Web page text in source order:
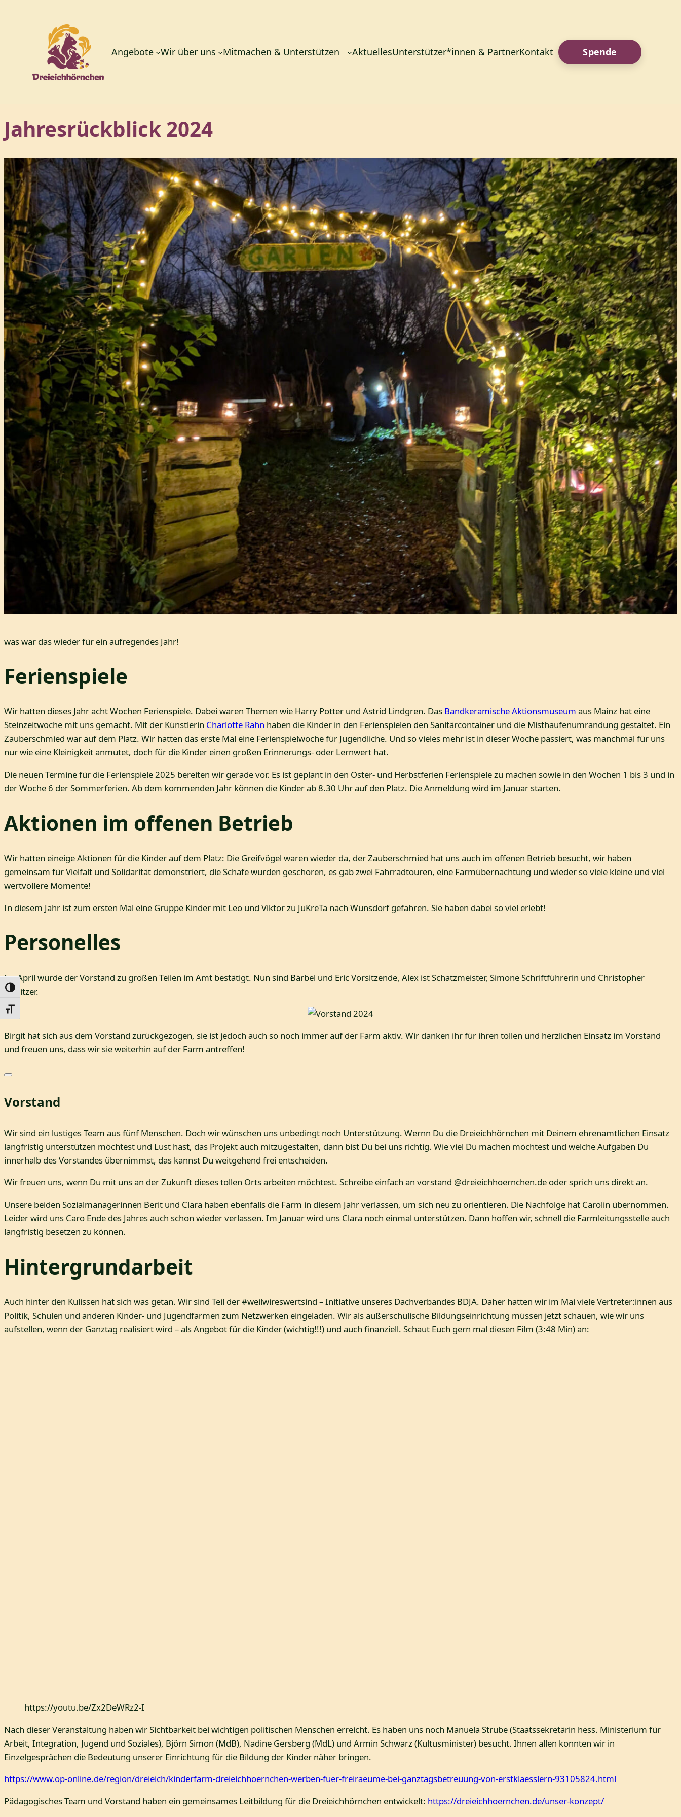
Umschalten auf hohe Kontraste
Schrift vergrößern
Inhalt
springen
Angebote Wir über uns Mitmachen & Unterstützen AktuellesUnterstützer*innen & PartnerKontakt Spende
Jahresrückblick 2024
was war das wieder für ein aufregendes Jahr!
Ferienspiele
Wir hatten dieses Jahr acht Wochen Ferienspiele. Dabei waren Themen wie Harry Potter und Astrid Lindgren. Das Bandkeramische Aktionsmuseum aus Mainz hat eine
Steinzeitwoche mit uns gemacht. Mit der Künstlerin Charlotte Rahn haben die Kinder in den Ferienspielen den Sanitärcontainer und die Misthaufenumrandung gestaltet. Ein
Zauberschmied war auf dem Platz. Wir hatten das erste Mal eine Ferienspielwoche für Jugendliche. Und so vieles mehr ist in dieser Woche passiert, was manchmal für uns
nur wie eine Kleinigkeit anmutet, doch für die Kinder einen großen Erinnerungs- oder Lernwert hat.
Die neuen Termine für die Ferienspiele 2025 bereiten wir gerade vor. Es ist geplant in den Oster- und Herbstferien Ferienspiele zu machen sowie in den Wochen 1 bis 3 und in
der Woche 6 der Sommerferien. Ab dem kommenden Jahr können die Kinder ab 8.30 Uhr auf den Platz. Die Anmeldung wird im Januar starten.
Aktionen im offenen Betrieb
Wir hatten eineige Aktionen für die Kinder auf dem Platz: Die Greifvögel waren wieder da, der Zauberschmied hat uns auch im offenen Betrieb besucht, wir haben
gemeinsam für Vielfalt und Solidarität demonstriert, die Schafe wurden geschoren, es gab zwei Fahrradtouren, eine Farmübernachtung und wieder so viele kleine und viel
wertvollere Momente!
In diesem Jahr ist zum ersten Mal eine Gruppe Kinder mit Leo und Viktor zu JuKreTa nach Wunsdorf gefahren. Sie haben dabei so viel erlebt!
Personelles
Im April wurde der Vorstand zu großen Teilen im Amt bestätigt. Nun sind Bärbel und Eric Vorsitzende, Alex ist Schatzmeister, Simone Schriftführerin und Christopher
Beisitzer.
Birgit hat sich aus dem Vorstand zurückgezogen, sie ist jedoch auch so noch immer auf der Farm aktiv. Wir danken ihr für ihren tollen und herzlichen Einsatz im Vorstand
und freuen uns, dass wir sie weiterhin auf der Farm antreffen!
Vorstand
Wir sind ein lustiges Team aus fünf Menschen. Doch wir wünschen uns unbedingt noch Unterstützung. Wernn Du die Dreieichhörnchen mit Deinem ehrenamtlichen Einsatz
langfristig unterstützen möchtest und Lust hast, das Projekt auch mitzugestalten, dann bist Du bei uns richtig. Wie viel Du machen möchtest und welche Aufgaben Du
innerhalb des Vorstandes übernimmst, das kannst Du weitgehend frei entscheiden.
Wir freuen uns, wenn Du mit uns an der Zukunft dieses tollen Orts arbeiten möchtest. Schreibe einfach an vorstand @dreieichhoernchen.de oder sprich uns direkt an.
Unsere beiden Sozialmanagerinnen Berit und Clara haben ebenfalls die Farm in diesem Jahr verlassen, um sich neu zu orientieren. Die Nachfolge hat Carolin übernommen.
Leider wird uns Caro Ende des Jahres auch schon wieder verlassen. Im Januar wird uns Clara noch einmal unterstützen. Dann hoffen wir, schnell die Farmleitungsstelle auch
langfristig besetzen zu können.
Hintergrundarbeit
Auch hinter den Kulissen hat sich was getan. Wir sind Teil der #weilwireswertsind – Initiative unseres Dachverbandes BDJA. Daher hatten wir im Mai viele Vertreter:innen aus
Politik, Schulen und anderen Kinder- und Jugendfarmen zum Netzwerken eingeladen. Wir als außerschulische Bildungseinrichtung müssen jetzt schauen, wie wir uns
aufstellen, wenn der Ganztag realisiert wird – als Angebot für die Kinder (wichtig!!!) und auch finanziell. Schaut Euch gern mal diesen Film (3:48 Min) an:
https://youtu.be/Zx2DeWRz2-I
Nach dieser Veranstaltung haben wir Sichtbarkeit bei wichtigen politischen Menschen erreicht. Es haben uns noch Manuela Strube (Staatssekretärin hess. Ministerium für
Arbeit, Integration, Jugend und Soziales), Björn Simon (MdB), Nadine Gersberg (MdL) und Armin Schwarz (Kultusminister) besucht. Ihnen allen konnten wir in
Einzelgesprächen die Bedeutung unserer Einrichtung für die Bildung der Kinder näher bringen.
https://www.op-online.de/region/dreieich/kinderfarm-dreieichhoernchen-werben-fuer-freiraeume-bei-ganztagsbetreuung-von-erstklaesslern-93105824.html
Pädagogisches Team und Vorstand haben ein gemeinsames Leitbildung für die Dreieichhörnchen entwickelt: https://dreieichhoernchen.de/unser-konzept/